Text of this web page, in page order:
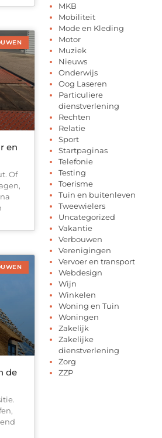
en
Of
de
MKB
Mobiliteit
Mode en Kleding
Motor
Muziek
Nieuws
Onderwijs
Oog Laseren
Particuliere
dienstverlening
Rechten
Relatie
Sport
Startpaginas
Telefonie
Testing
Toerisme
Tuin en buitenleven
Tweewielers
Uncategorized
Vakantie
Verbouwen
Verenigingen
Vervoer en transport
Webdesign
Wijn
Winkelen
Woning en Tuin
Woningen
Zakelijk
Zakelijke
dienstverlening
Zorg
ZZP